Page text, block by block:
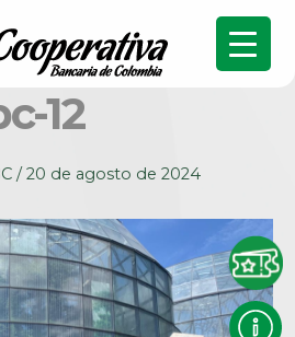
12
/20 de agosto de 2024